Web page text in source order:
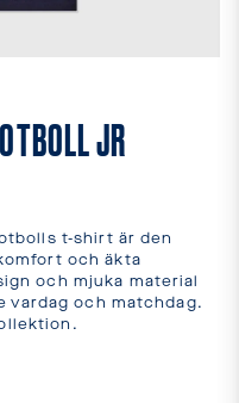
JR
t-shirt är den
och äkta
och mjuka material
vardag och matchdag.